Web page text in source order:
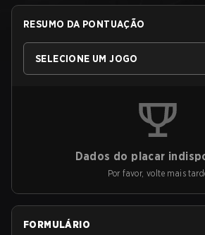
RESUMO DA PONTUAÇÃO
SELECIONE UM JOGO
Dados do placar
Por favor, volte mais
FORMULÁRIO